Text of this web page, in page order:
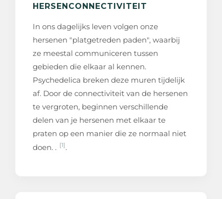
HERSENCONNECTIVITEIT
In ons dagelijks leven volgen onze
hersenen "platgetreden paden", waarbij
ze meestal communiceren tussen
gebieden die elkaar al kennen.
Psychedelica breken deze muren tijdelijk
af. Door de connectiviteit van de hersenen
te vergroten, beginnen verschillende
delen van je hersenen met elkaar te
praten op een manier die ze normaal niet
doen. . [1].